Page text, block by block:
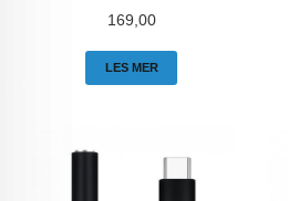
Pris
169,00
LES MER